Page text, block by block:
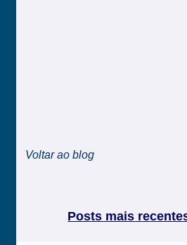
Voltar ao blog
Posts mais